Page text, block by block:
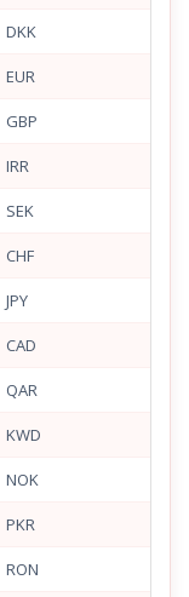
DKK
EUR
GBP
IRR
SEK
CHF
JPY
CAD
QAR
KWD
NOK
PKR
RON